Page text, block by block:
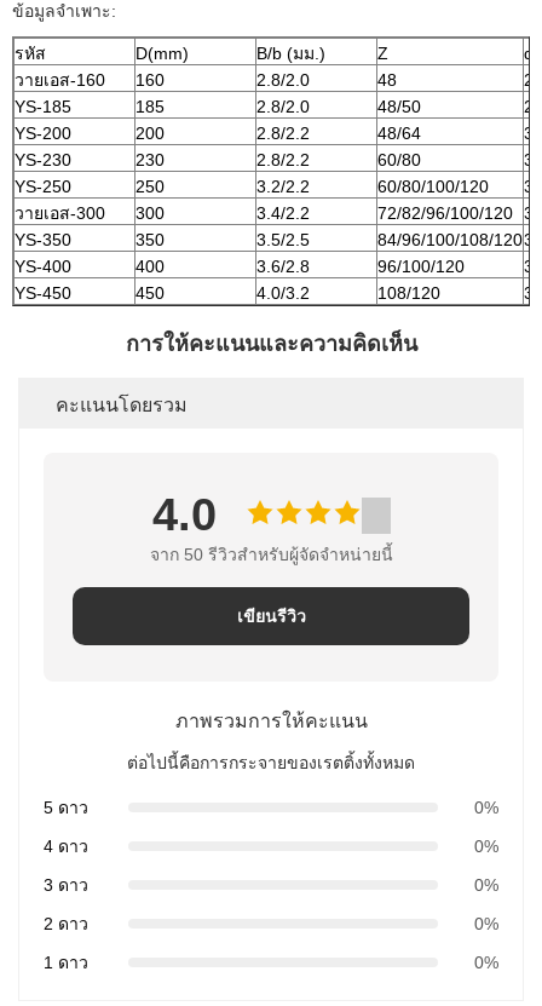
ข้อมูลจำเพาะ:
รหัส D(mm) B/b (มม.) Z
d
วายเอส-160
160 2.8/2.0 48
20
YS-185
185 2.8/2.0 48/50
20
YS-200
200 2.8/2.2 48/64
30
YS-230
230 2.8/2.2 60/80
30
YS-250
250 3.2/2.2 60/80/100/120
30
วายเอส-300
300 3.4/2.2 72/82/96/100/120 30
YS-350
350 3.5/2.5 84/96/100/108/12030
YS-400
400 3.6/2.8 96/100/120
30
YS-450
450 4.0/3.2 108/120 30
การให้คะแนนและความคิดเห็น
คะแนนโดยรวม
4.0
จาก 50 รีวิวสําหรับผู้จัดจําหน่ายนี้
เขียนรีวิว
ภาพรวมการให้คะแนน
ต่อไปนี้คือการกระจายของเรตติ้งทั้งหมด
5 ดาว
0%
4 ดาว
0%
3 ดาว
0%
2 ดาว
0%
1 ดาว
0%